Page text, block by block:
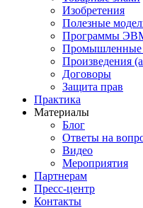
Изобретения
Полезные
Программы
Промышленные
Произведения
Договоры
Защита прав
Практика
Материалы
Блог
Ответы на
Видео
Мероприятия
Партнерам
Пресс-центр
Контакты